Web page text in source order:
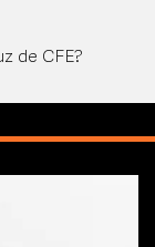
de CFE?